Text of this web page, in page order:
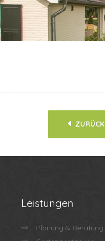
ZURÜCK
Leistungen
Planung & Beratung